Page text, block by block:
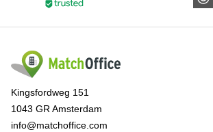
Kingsfordweg 151
1043 GR Amsterdam
info@matchoffice.com